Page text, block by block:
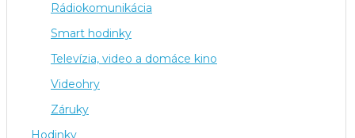
Rádiokomunikácia
Smart hodinky
Televízia, video a domáce kino
Videohry
Záruky
Hodinky